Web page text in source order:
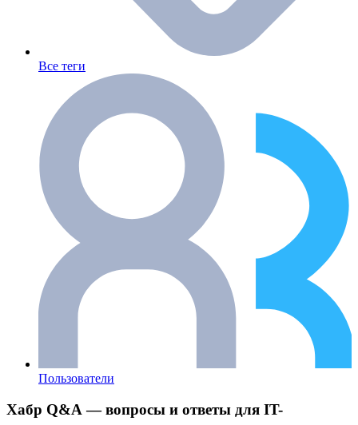
Все теги
Пользователи
Хабр Q&A — вопросы и ответы для IT-